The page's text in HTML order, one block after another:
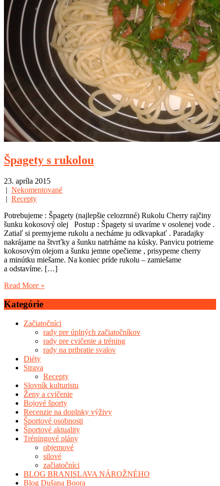
Špagety s rukolou
23. apríla 2015
| Nekomentované
| Recepty
Potrebujeme : Špagety (najlepšie celozrnné) Rukolu Cherry rajčiny
šunku kokosový olej Postup : Špagety si uvaríme v osolenej vode .
Zatiaľ si premyjeme rukolu a necháme ju odkvapkať . Paradajky
nakrájame na štvrťky a šunku natrháme na kúsky. Panvicu potrieme
kokosovým olejom a šunku jemne opečieme , prisypeme cherry
a minútku miešame. Na koniec príde rukolu – zamiešame
a odstavíme. […]
Read More »
Kategórie
Začiatočníci
rady pre úplných začiatočníkov
rady pre cvičenie a tréning
rady na pribratie svalov
Diéty
Strava
Recepty
Slovník kulturistu
Ženy a cvičenie
Bojové športy
Recenzie na doplnky výživy
Športové osobnosti
Športové aktuality
Tréningové plány
objemové
silové
začiatočníci
BLOG BRANISLAVA NÁROŽNÉHO
Blog Dušana Boora